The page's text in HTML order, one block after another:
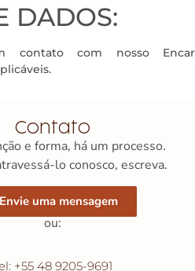
DADOS:
contato com nosso
Contato
e forma, há um processo.
lo conosco, escreva.
Envie uma mensagem
ou:
+55 48 9205-9691